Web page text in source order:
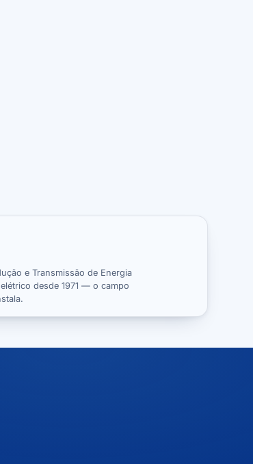
e Transmissão de Energia
desde 1971 — o campo